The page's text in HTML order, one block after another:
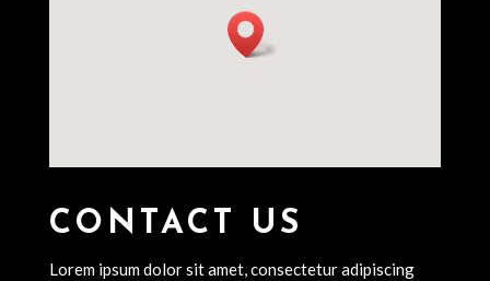
CONTACT US
Lorem ipsum dolor sit amet, consectetur adipiscing